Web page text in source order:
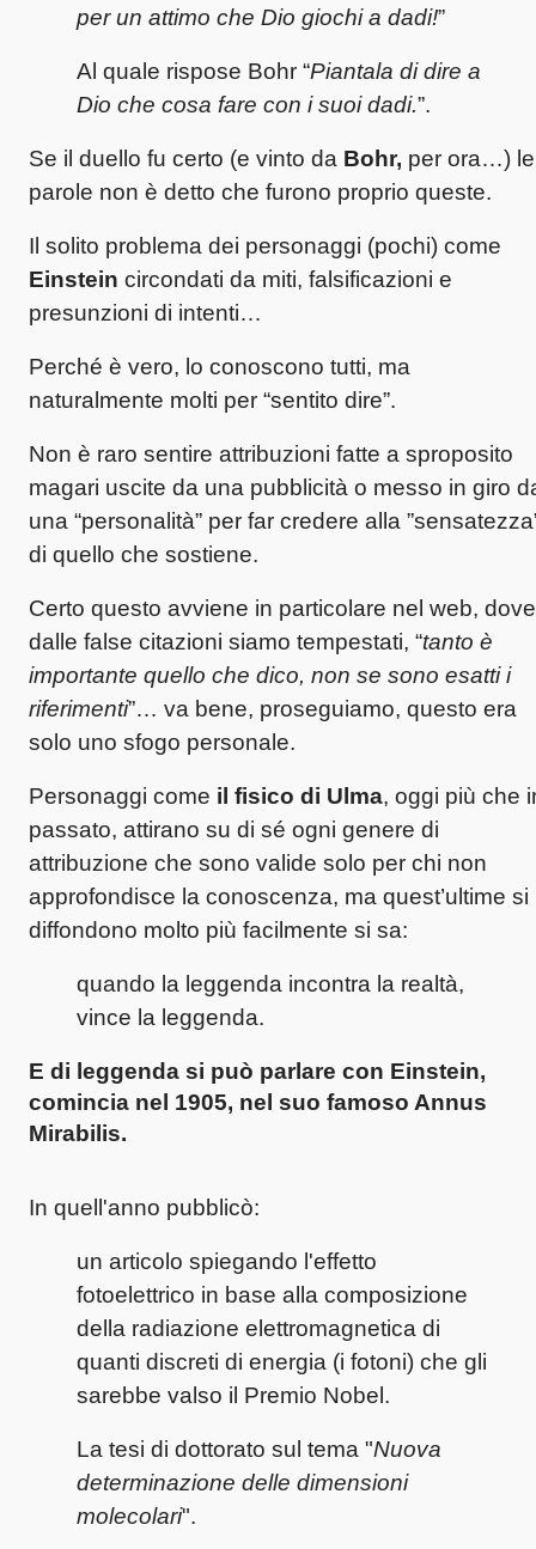
per un attimo che Dio giochi a dadi!”
Al quale rispose Bohr “Piantala di dire a
Dio che cosa fare con i suoi dadi.”.
Se il duello fu certo (e vinto da Bohr, per ora…) le
parole non è detto che furono proprio queste.
Il solito problema dei personaggi (pochi) come
Einstein circondati da miti, falsificazioni e
presunzioni di intenti…
Perché è vero, lo conoscono tutti, ma
naturalmente molti per “sentito dire”.
Non è raro sentire attribuzioni fatte a sproposito
magari uscite da una pubblicità o messo in giro
una “personalità” per far credere alla
di quello che sostiene.
Certo questo avviene in particolare nel web, dove
dalle false citazioni siamo tempestati, “tanto è
importante quello che dico, non se sono esatti i
riferimenti”… va bene, proseguiamo, questo era
solo uno sfogo personale.
Personaggi come il fisico di Ulma, oggi più che
passato, attirano su di sé ogni genere di
attribuzione che sono valide solo per chi non
approfondisce la conoscenza, ma quest’ultime si
diffondono molto più facilmente si sa:
quando la leggenda incontra la realtà,
vince la leggenda.
E di leggenda si può parlare con Einstein,
comincia nel 1905, nel suo famoso Annus
Mirabilis.
In quell'anno pubblicò:
un articolo spiegando l'effetto
fotoelettrico in base alla composizione
della radiazione elettromagnetica di
quanti discreti di energia (i fotoni) che gli
sarebbe valso il Premio Nobel.
La tesi di dottorato sul tema "Nuova
determinazione delle dimensioni
molecolari".